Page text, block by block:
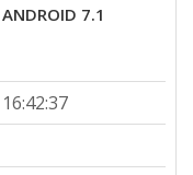
7.1